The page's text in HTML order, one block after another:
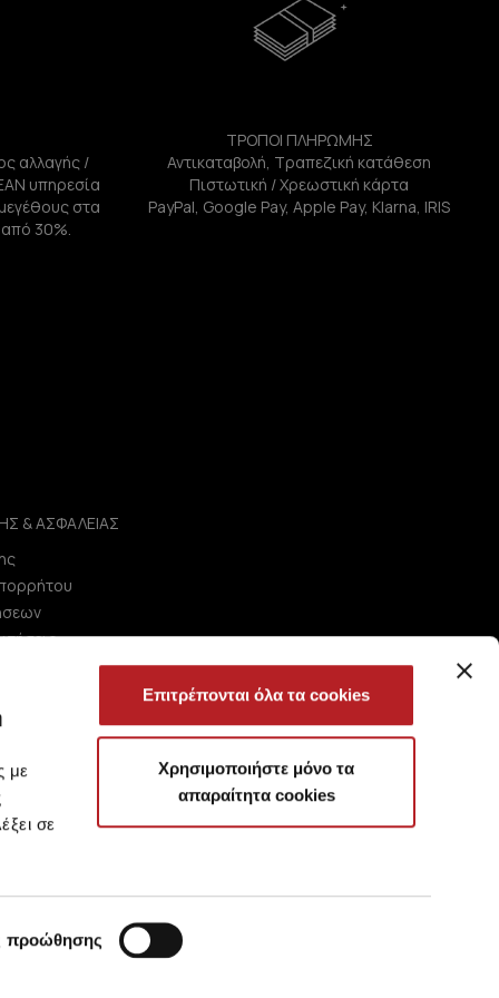
με
σε
προώθησης
Επιτρέπονται όλα τα cookies
Χρησιμοποιήστε μόνο τα
απαραίτητα cookies
αλλαγής /
υπηρεσία
στα
30%.
ΤΡΟΠΟΙ ΠΛΗΡΩΜΗΣ
Αντικαταβολή, Τραπεζική κατάθεση
Πιστωτική / Χρεωστική κάρτα
PayPal, Google Pay, Apple Pay, Klarna, IRIS
& ΑΣΦΑΛΕΙΑΣ